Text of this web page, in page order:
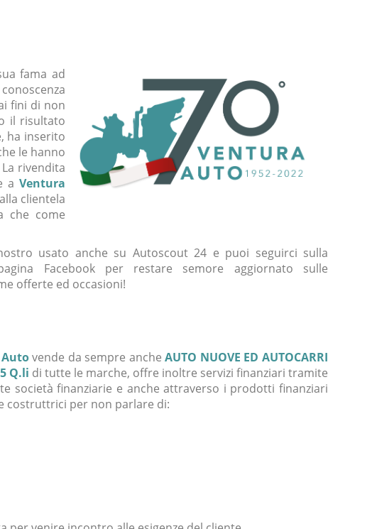
fama ad
fini di non
il risultato
ha inserito
le hanno
rivendita
a Ventura
clientela
che come
usato anche su Autoscout 24 e puoi seguirci sulla
Facebook per restare semore aggiornato sulle
offerte ed occasioni!
vende da sempre ancheAUTO NUOVE ED AUTOCARRI
Q.li di tutte le marche, offre inoltre servizi finanziari tramite
società finanziarie e anche attraverso i prodotti finanziari
costruttrici per non parlare di: